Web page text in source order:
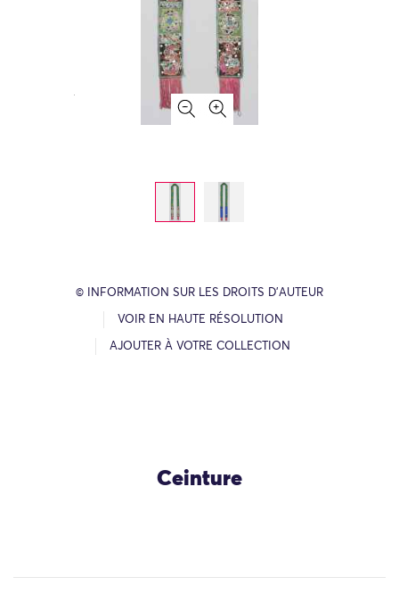
© INFORMATION SUR LES DROITS D’AUTEUR
VOIR EN HAUTE RÉSOLUTION
AJOUTER À VOTRE COLLECTION
Ceinture